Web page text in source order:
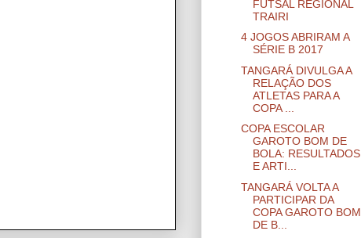
FUTSAL REGIONAL
TRAIRI
4 JOGOS ABRIRAM A
SÉRIE B 2017
TANGARÁ DIVULGA A
RELAÇÃO DOS
ATLETAS PARA A
COPA ...
COPA ESCOLAR
GAROTO BOM DE
BOLA: RESULTADOS
E ARTI...
TANGARÁ VOLTA A
PARTICIPAR DA
COPA GAROTO BOM
DE B...